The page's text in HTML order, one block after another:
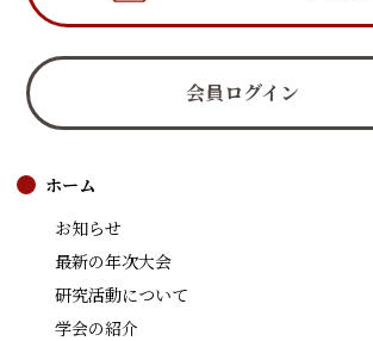
会員ログイン
ホーム
お知らせ
最新の年次大会
研究活動について
学会の紹介